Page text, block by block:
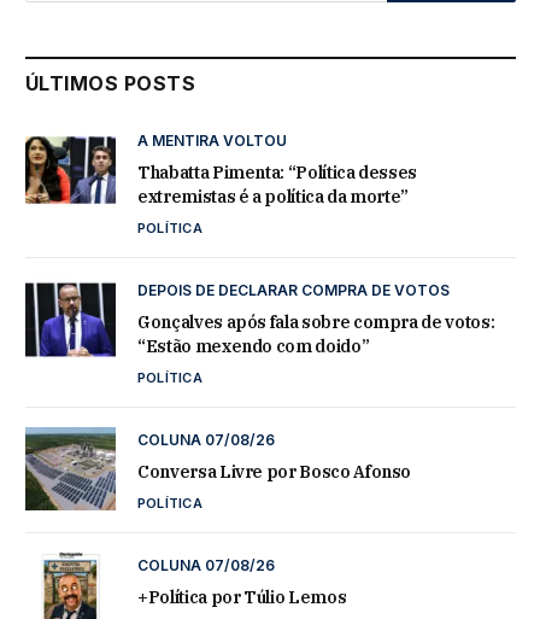
ÚLTIMOS POSTS
A MENTIRA VOLTOU
Thabatta Pimenta: “Política desses
extremistas é a política da morte”
POLÍTICA
DEPOIS DE DECLARAR COMPRA DE VOTOS
Gonçalves após fala sobre compra de votos:
“Estão mexendo com doido”
POLÍTICA
COLUNA 07/08/26
Conversa Livre por Bosco Afonso
POLÍTICA
COLUNA 07/08/26
+Política por Túlio Lemos